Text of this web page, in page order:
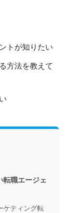
トが知りたい
方法を教えて
転職エージェ
ケティング転